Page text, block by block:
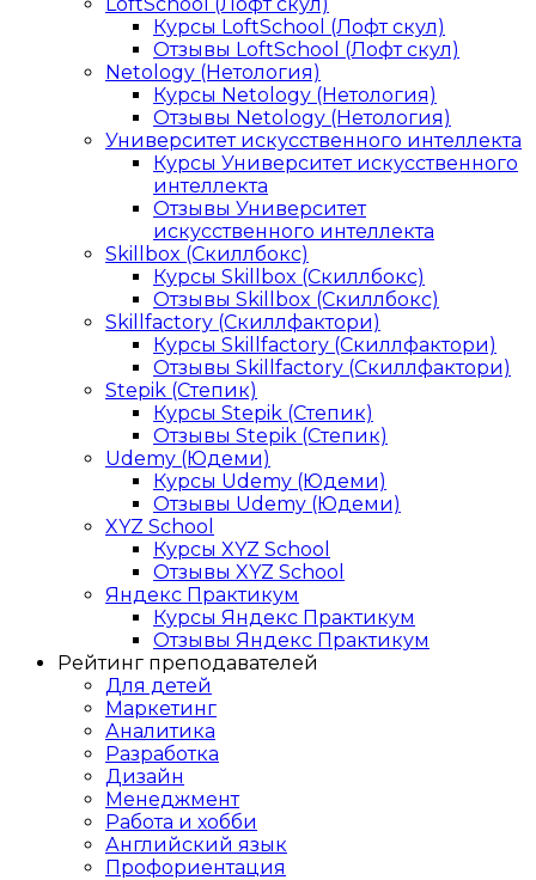
Курсы LoftSchool (Лофт скул)
Отзывы LoftSchool (Лофт скул)
Netology (Нетология)
Курсы Netology (Нетология)
Отзывы Netology (Нетология)
Университет искусственного интеллекта
Курсы Университет искусственного
интеллекта
Отзывы Университет
искусственного интеллекта
Skillbox (Скиллбокс)
Курсы Skillbox (Скиллбокс)
Отзывы Skillbox (Скиллбокс)
Skillfactory (Скиллфактори)
Курсы Skillfactory (Скиллфактори)
Отзывы Skillfactory (Скиллфактори)
Stepik (Степик)
Курсы Stepik (Степик)
Отзывы Stepik (Степик)
Udemy (Юдеми)
Курсы Udemy (Юдеми)
Отзывы Udemy (Юдеми)
XYZ School
Курсы XYZ School
Отзывы XYZ School
Яндекс Практикум
Курсы Яндекс Практикум
Отзывы Яндекс Практикум
Рейтинг преподавателей
Для детей
Маркетинг
Аналитика
Разработка
Дизайн
Менеджмент
Работа и хобби
Английский язык
Профориентация